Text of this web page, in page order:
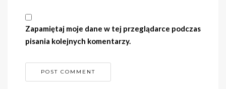
Zapamiętaj moje dane w tej przeglądarce podczas
pisania kolejnych komentarzy.